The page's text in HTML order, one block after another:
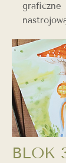
BLOK